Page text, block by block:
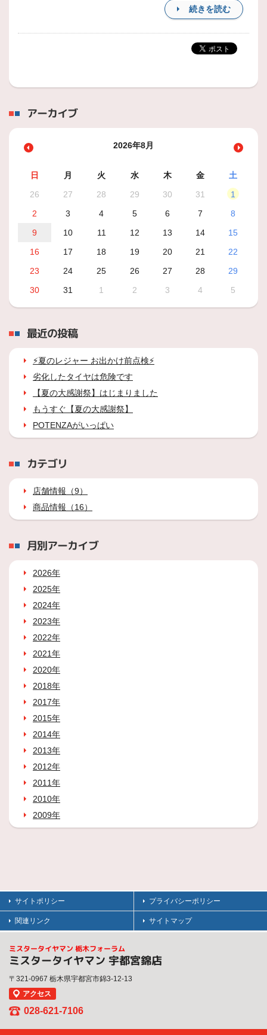
続きを読む
アーカイブ
2026年8月
日 月 火 水 木 金
土
26
27 28 29 30 31
1
2
3 4 5 6 7
8
9
10 11 12 13 14
15
16
17 18 19 20 21
22
23
24 25 26 27 28
29
30
31 1 2 3 4 5
最近の投稿
⚡夏のレジャー お出かけ前点検⚡
劣化したタイヤは危険です
【夏の大感謝祭】はじまりました
もうすぐ【夏の大感謝祭】
POTENZAがいっぱい
カテゴリ
店舗情報（9）
商品情報（16）
月別アーカイブ
2026年
2025年
2024年
2023年
2022年
2021年
2020年
2018年
2017年
2015年
2014年
2013年
2012年
2011年
2010年
2009年
サイトポリシー プライバシーポリシー
関連リンク サイトマップ
ミスタータイヤマン 栃木フォーラム
ミスタータイヤマン 宇都宮錦店
〒321-0967 栃木県宇都宮市錦3-12-13
アクセス
028-621-7106